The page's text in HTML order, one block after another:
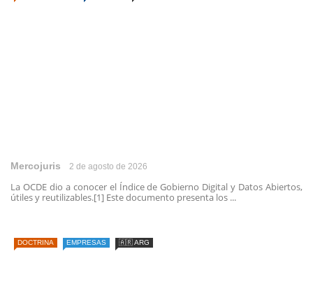
Mercojuris 2 de agosto de 2026
La OCDE dio a conocer el Índice de Gobierno Digital y Datos Abiertos,
útiles y reutilizables.[1] Este documento presenta los ...
DOCTRINA EMPRESAS 🇦🇷 ARG